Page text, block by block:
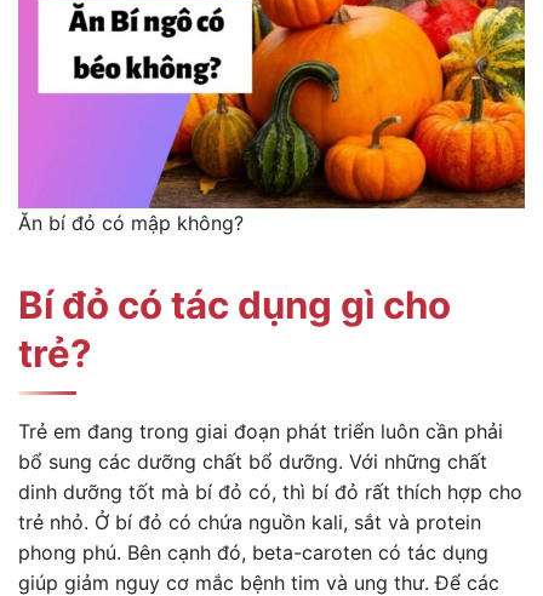
Ăn bí đỏ có mập không?
Bí đỏ có tác dụng gì cho
trẻ?
Trẻ em đang trong giai đoạn phát triển luôn cần phải
bổ sung các dưỡng chất bổ dưỡng. Với những chất
dinh dưỡng tốt mà bí đỏ có, thì bí đỏ rất thích hợp cho
trẻ nhỏ. Ở bí đỏ có chứa nguồn kali, sắt và protein
phong phú. Bên cạnh đó, beta-caroten có tác dụng
giúp giảm nguy cơ mắc bệnh tim và ung thư. Để các